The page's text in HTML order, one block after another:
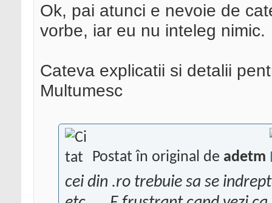
Ok, pai atunci e nevoie de
vorbe, iar eu nu inteleg nimic.
Cateva explicatii si detalii
Multumesc
Postat în original de adetm
cei din .ro trebuie sa se